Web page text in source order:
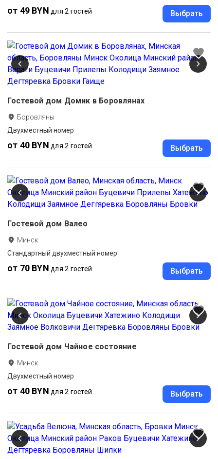
от 49 BYN для 2 гостей Выбрать
Гостевой дом Домик в Боровлянах
Боровляны
Двухместный номер
от 40 BYN для 2 гостей Выбрать
Гостевой дом Валео
Минск
Стандартный двухместный номер
от 70 BYN для 2 гостей Выбрать
Гостевой дом Чайное состояние
Минск
Двухместный номер
от 40 BYN для 2 гостей Выбрать